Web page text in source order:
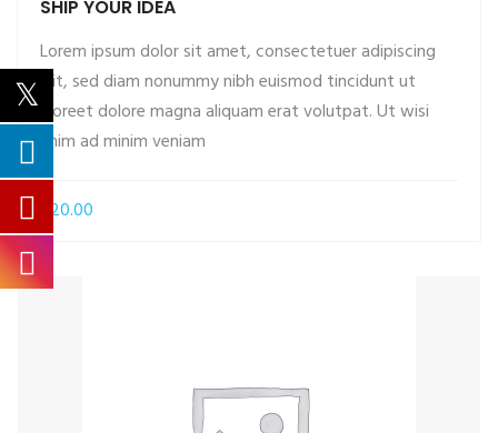
SHIP YOUR IDEA
Lorem ipsum dolor sit amet, consectetuer adipiscing
elit, sed diam nonummy nibh euismod tincidunt ut
laoreet dolore magna aliquam erat volutpat. Ut wisi
enim ad minim veniam
20.00
ADD TO CART